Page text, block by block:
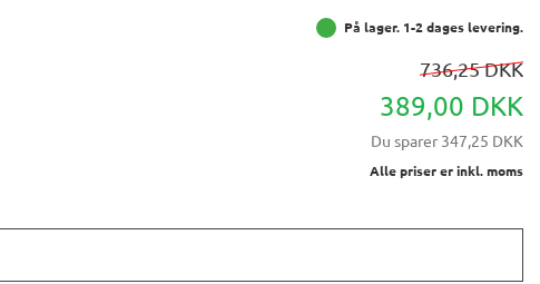
På lager. 1-2 dages levering.
736,25 DKK
389,00 DKK
Du sparer 347,25 DKK
Alle priser er inkl. moms